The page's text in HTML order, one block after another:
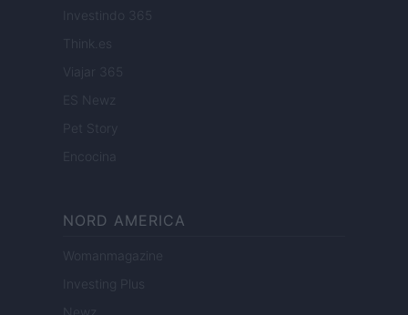
Investindo 365
Think.es
Viajar 365
ES Newz
Pet Story
Encocina
NORD AMERICA
Womanmagazine
Investing Plus